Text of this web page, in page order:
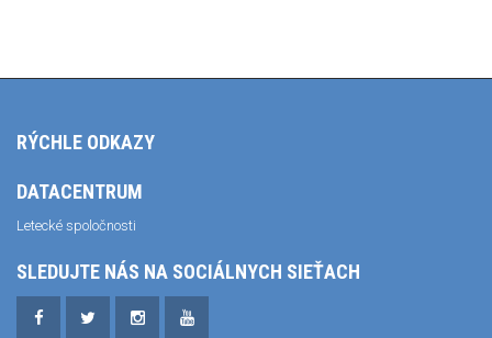
RÝCHLE ODKAZY
DATACENTRUM
Letecké spoločnosti
SLEDUJTE NÁS NA SOCIÁLNYCH SIEŤACH